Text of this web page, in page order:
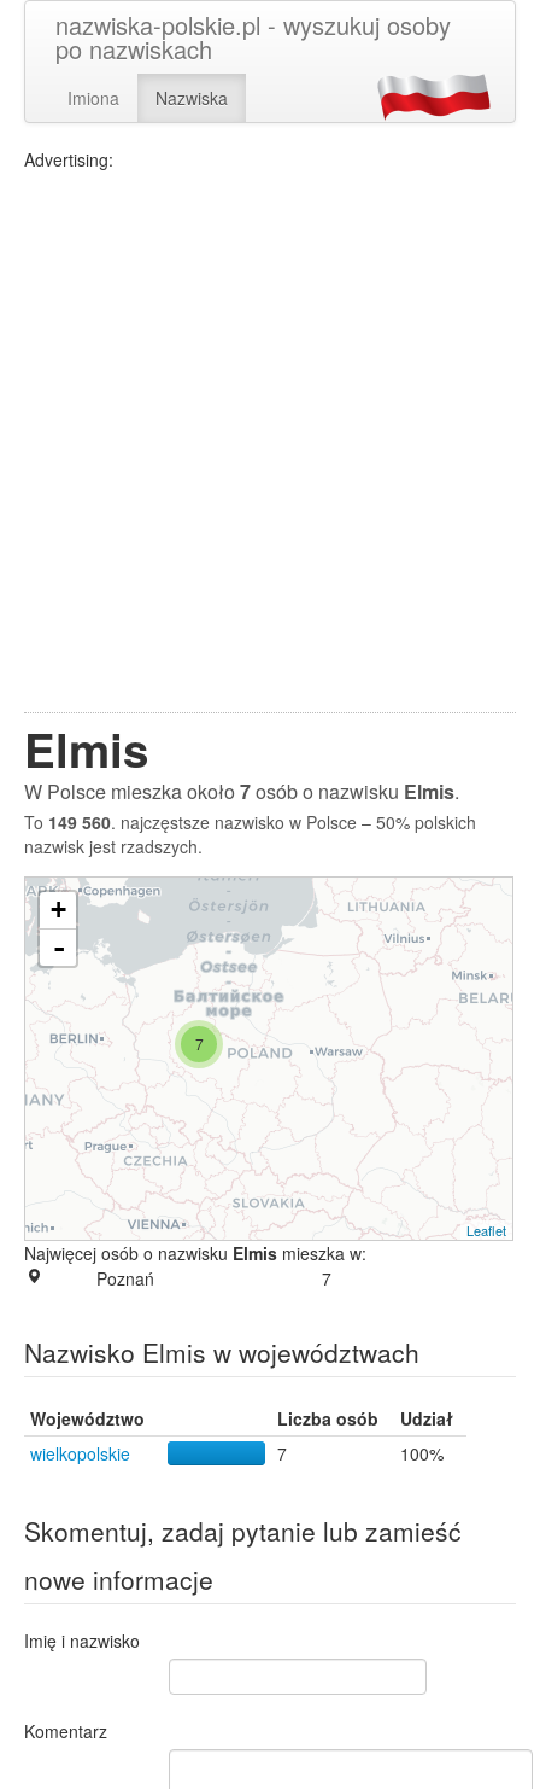
nazwiska-polskie.pl - wyszukuj osoby
po nazwiskach
Imiona Nazwiska
Advertising:
Elmis
W Polsce mieszka około7osób o nazwisku Elmis.
To 149 560. najczęstsze nazwisko w Polsce – 50% polskich
nazwisk jest rzadszych.
7
+
-
Leaflet
Najwięcej osób o nazwisku Elmis mieszka w:
Poznań
7
Nazwisko Elmis w województwach
Województwo Liczba osób
Udział
wielkopolskie
7 100%
Skomentuj, zadaj pytanie lub zamieść
nowe informacje
Imię i nazwisko
Komentarz